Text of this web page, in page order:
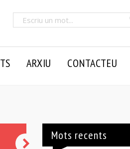
ARXIU CONTACTEU
cavallfort
Mots recents